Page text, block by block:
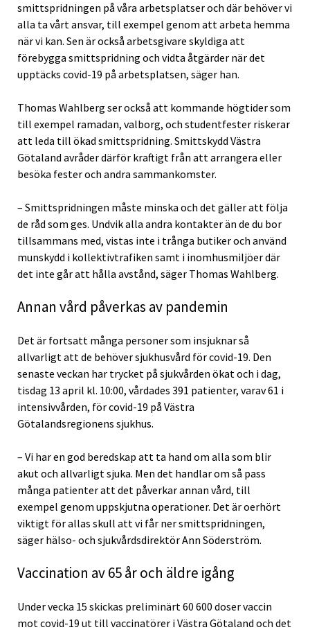
smittspridningen på våra arbetsplatser och där behöver vi
alla ta vårt ansvar, till exempel genom att arbeta hemma
när vi kan. Sen är också arbetsgivare skyldiga att
förebygga smittspridning och vidta åtgärder när det
upptäcks covid-19 på arbetsplatsen, säger han.
Thomas Wahlberg ser också att kommande högtider som
till exempel ramadan, valborg, och studentfester riskerar
att leda till ökad smittspridning. Smittskydd Västra
Götaland avråder därför kraftigt från att arrangera eller
besöka fester och andra sammankomster.
– Smittspridningen måste minska och det gäller att följa
de råd som ges. Undvik alla andra kontakter än de du bor
tillsammans med, vistas inte i trånga butiker och använd
munskydd i kollektivtrafiken samt i inomhusmiljöer där
det inte går att hålla avstånd, säger Thomas Wahlberg.
Annan vård påverkas av pandemin
Det är fortsatt många personer som insjuknar så
allvarligt att de behöver sjukhusvård för covid-19. Den
senaste veckan har trycket på sjukvården ökat och i dag,
tisdag 13 april kl. 10:00, vårdades 391 patienter, varav 61 i
intensivvården, för covid-19 på Västra
Götalandsregionens sjukhus.
– Vi har en god beredskap att ta hand om alla som blir
akut och allvarligt sjuka. Men det handlar om så pass
många patienter att det påverkar annan vård, till
exempel genom uppskjutna operationer. Det är oerhört
viktigt för allas skull att vi får ner smittspridningen,
säger hälso- och sjukvårdsdirektör Ann Söderström.
Vaccination av 65 år och äldre igång
Under vecka 15 skickas preliminärt 60 600 doser vaccin
mot covid-19 ut till vaccinatörer i Västra Götaland och det